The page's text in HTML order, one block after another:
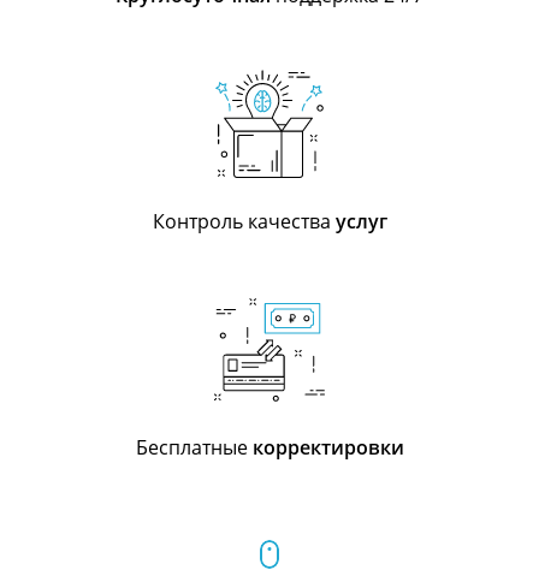
Контроль качества услуг
Бесплатные корректировки